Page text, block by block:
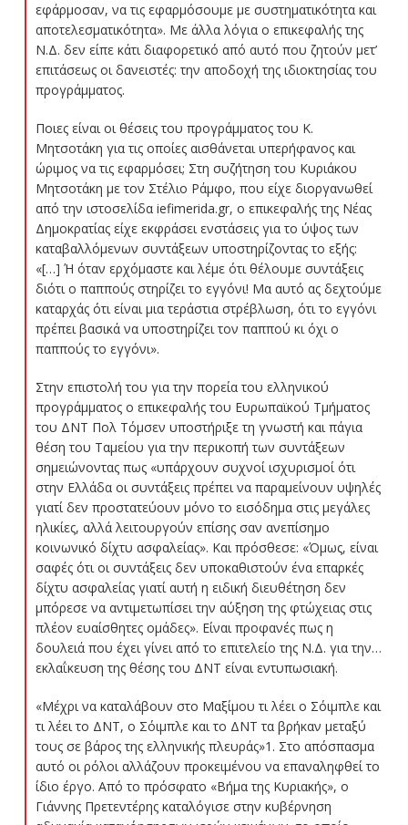
εφάρμοσαν, να τις εφαρμόσουμε με συστηματικότητα και
αποτελεσματικότητα». Με άλλα λόγια ο επικεφαλής της
Ν.Δ. δεν είπε κάτι διαφορετικό από αυτό που ζητούν μετ’
επιτάσεως οι δανειστές: την αποδοχή της ιδιοκτησίας του
προγράμματος.
Ποιες είναι οι θέσεις του προγράμματος του Κ.
Μητσοτάκη για τις οποίες αισθάνεται υπερήφανος και
ώριμος να τις εφαρμόσει; Στη συζήτηση του Κυριάκου
Μητσοτάκη με τον Στέλιο Ράμφο, που είχε διοργανωθεί
από την ιστοσελίδα iefimerida.gr, ο επικεφαλής της Νέας
Δημοκρατίας είχε εκφράσει ενστάσεις για το ύψος των
καταβαλλόμενων συντάξεων υποστηρίζοντας το εξής:
«[…] Ή όταν ερχόμαστε και λέμε ότι θέλουμε συντάξεις
διότι ο παππούς στηρίζει το εγγόνι! Μα αυτό ας δεχτούμε
καταρχάς ότι είναι μια τεράστια στρέβλωση, ότι το εγγόνι
πρέπει βασικά να υποστηρίζει τον παππού κι όχι ο
παππούς το εγγόνι».
Στην επιστολή του για την πορεία του ελληνικού
προγράμματος ο επικεφαλής του Ευρωπαϊκού Τμήματος
του ΔΝΤ Πολ Τόμσεν υποστήριξε τη γνωστή και πάγια
θέση του Ταμείου για την περικοπή των συντάξεων
σημειώνοντας πως «υπάρχουν συχνοί ισχυρισμοί ότι
στην Ελλάδα οι συντάξεις πρέπει να παραμείνουν υψηλές
γιατί δεν προστατεύουν μόνο το εισόδημα στις μεγάλες
ηλικίες, αλλά λειτουργούν επίσης σαν ανεπίσημο
κοινωνικό δίχτυ ασφαλείας». Και πρόσθεσε: «Όμως, είναι
σαφές ότι οι συντάξεις δεν υποκαθιστούν ένα επαρκές
δίχτυ ασφαλείας γιατί αυτή η ειδική διευθέτηση δεν
μπόρεσε να αντιμετωπίσει την αύξηση της φτώχειας στις
πλέον ευαίσθητες ομάδες». Είναι προφανές πως η
δουλειά που έχει γίνει από το επιτελείο της Ν.Δ. για την…
εκλαΐκευση της θέσης του ΔΝΤ είναι εντυπωσιακή.
«Μέχρι να καταλάβουν στο Μαξίμου τι λέει ο Σόιμπλε και
τι λέει το ΔΝΤ, ο Σόιμπλε και το ΔΝΤ τα βρήκαν μεταξύ
τους σε βάρος της ελληνικής πλευράς»1 . Στο απόσπασμα
αυτό οι ρόλοι αλλάζουν προκειμένου να επαναληφθεί το
ίδιο έργο. Από το πρόσφατο «Βήμα της Κυριακής», ο
Γιάννης Πρετεντέρης καταλόγισε στην κυβέρνηση